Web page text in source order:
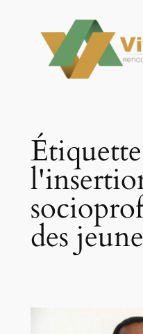
contenu
des